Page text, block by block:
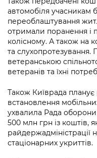
автомобіля учасникам
переоблаштування
отримали поранення і
колісному. А також на
та слухопротезування.
ветеранською
ветеранів та їхні
Також Київрада планує
встановлення
ухвалила Рада
500 млн грн із коштів,
райдержадміністрації
стаціонарних укриттів.